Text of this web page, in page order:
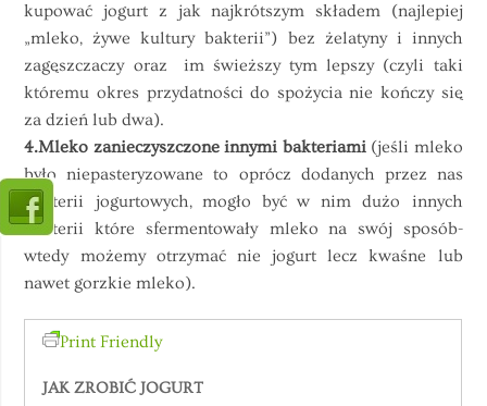
kupować jogurt z jak najkrótszym składem (najlepiej
„mleko, żywe kultury bakterii”) bez żelatyny i innych
zagęszczaczy oraz im świeższy tym lepszy (czyli taki
któremu okres przydatności do spożycia nie kończy się
za dzień lub dwa).
4.Mleko zanieczyszczone innymi bakteriami(jeśli mleko
było niepasteryzowane to oprócz dodanych przez nas
bakterii jogurtowych, mogło być w nim dużo innych
bakterii które sfermentowały mleko na swój sposób-
wtedy możemy otrzymać nie jogurt lecz kwaśne lub
nawet gorzkie mleko).
Print Friendly
JAK ZROBIĆ JOGURT